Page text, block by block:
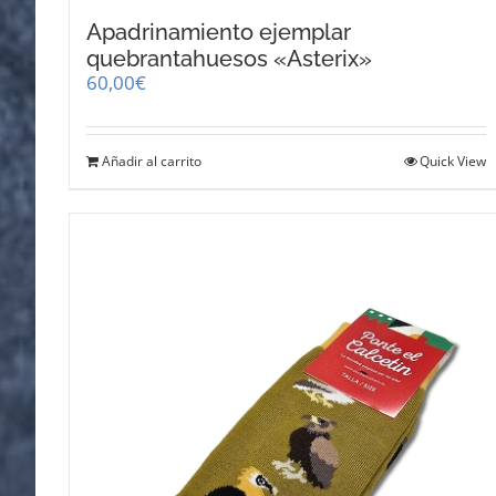
Apadrinamiento ejemplar
quebrantahuesos «Asterix»
60,00€
Añadir al carrito Quick View